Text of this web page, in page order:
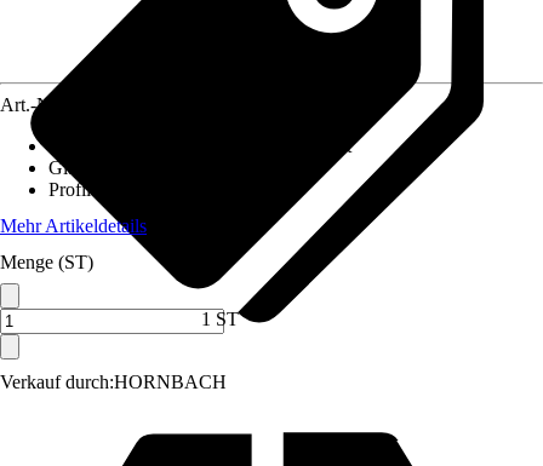
Verkauf durch:HORNBACH
Art.-Nr.
Schrägschnittpassepartout
Glasart
Profilbreite
Mehr Artikeldetails
Menge (ST)
1 ST